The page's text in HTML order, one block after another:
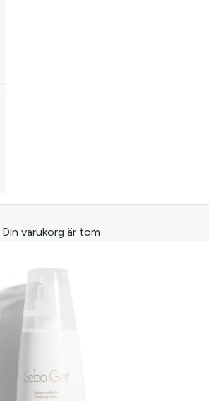
Din varukorg är tom